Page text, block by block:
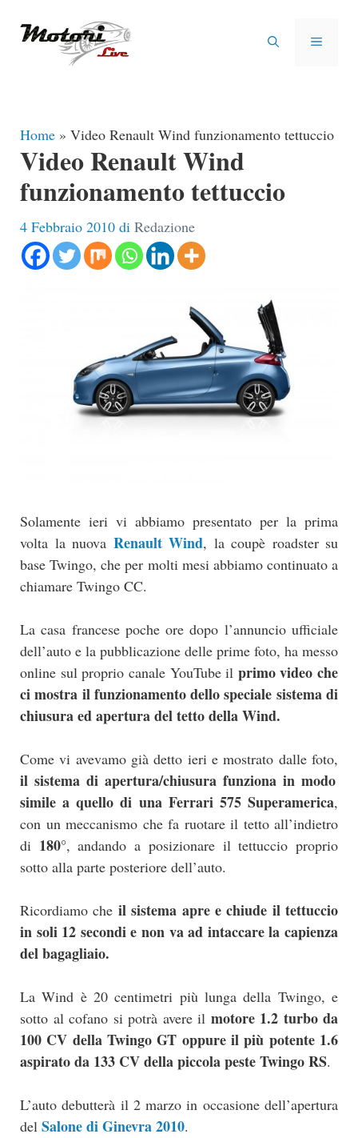
MENU
Home » Video Renault Wind funzionamento tettuccio
Video Renault Wind
funzionamento tettuccio
4 Febbraio 2010 di Redazione
Solamente ieri vi abbiamo presentato per la prima
volta la nuova Renault Wind, la coupè roadster su
base Twingo, che per molti mesi abbiamo continuato a
chiamare Twingo CC.
La casa francese poche ore dopo l’annuncio ufficiale
dell’auto e la pubblicazione delle prime foto, ha messo
online sul proprio canale YouTube il primo video che
ci mostra il funzionamento dello speciale sistema di
chiusura ed apertura del tetto della Wind.
Come vi avevamo già detto ieri e mostrato dalle foto,
il sistema di apertura/chiusura funziona in modo
simile a quello di una Ferrari 575 Superamerica,
con un meccanismo che fa ruotare il tetto all’indietro
di 180°, andando a posizionare il tettuccio proprio
sotto alla parte posteriore dell’auto.
Ricordiamo che il sistema apre e chiude il tettuccio
in soli 12 secondi e non va ad intaccare la capienza
del bagagliaio.
La Wind è 20 centimetri più lunga della Twingo, e
sotto al cofano si potrà avere il motore 1.2 turbo da
100 CV della Twingo GT oppure il più potente 1.6
aspirato da 133 CV della piccola peste Twingo RS.
L’auto debutterà il 2 marzo in occasione dell’apertura
del Salone di Ginevra 2010.